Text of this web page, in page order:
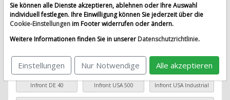
Startdatum wählen
Basiswert wählen
Beliebte Basiswerte
Infront DE 40 Infront USA 500 Infront USA Industrial
Sie können alle Dienste akzeptieren, ablehnen oder Ihre Auswahl
individuell festlegen. Ihre Einwilligung können Sie jederzeit über die
Cookie-Einstellungenim Footer widerrufen oder ändern.
Weitere Informationen finden Sie in unserer Datenschutzrichtlinie.
Einstellungen Nur Notwendige Alle akzeptieren